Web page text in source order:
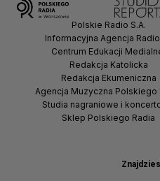
Polskie Radio S.A.
Informacyjna Agencja
Centrum Edukacji
Redakcja Katolicka
Redakcja Ekumeniczna
Agencja Muzyczna Polskiego
Studia nagraniowe i
Sklep Polskiego Radia